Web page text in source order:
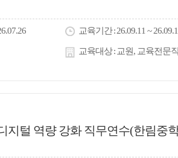
교육기간 26.09.11 ~
교육대상 교원, 교육전문직
지털 역량 강화 직무연수(한림중